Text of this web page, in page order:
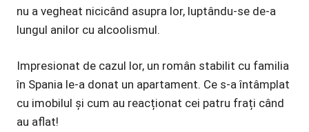
nu a vegheat nicicând asupra lor, luptându-se de-a
lungul anilor cu alcoolismul.
Impresionat de cazul lor, un român stabilit cu familia
în Spania le-a donat un apartament. Ce s-a întâmplat
cu imobilul și cum au reacționat cei patru frați când
au aflat!